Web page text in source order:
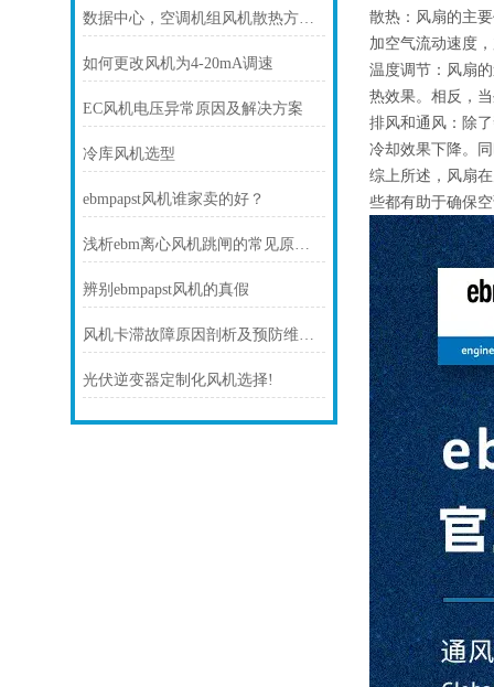
数据中心，空调机组风机散热方案！
如何更改风机为4-20mA调速
EC风机电压异常原因及解决方案
冷库风机选型
ebmpapst风机谁家卖的好？
浅析ebm离心风机跳闸的常见原因及处理方法
辨别ebmpapst风机的真假
风机卡滞故障原因剖析及预防维护技巧
光伏逆变器定制化风机选择!
散热：风扇的主
加空气流动速度
温度调节：风扇
热效果。相反，
排风和通风：除
冷却效果下降。
综上所述，风扇
些都有助于确保